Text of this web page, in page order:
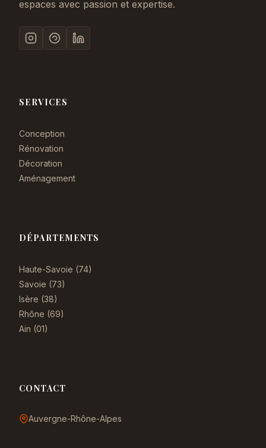
espaces avec passion et expertise.
SERVICES
Conception
Rénovation
Décoration
Aménagement
DÉPARTEMENTS
Haute-Savoie (74)
Savoie (73)
Isère (38)
Rhône (69)
Ain (01)
CONTACT
Auvergne-Rhône-Alpes